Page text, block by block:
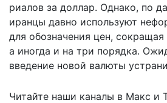
риалов за доллар. Однако, по
иранцы давно используют
для обозначения цен,
а иногда и на три порядка.
введение новой валюты
Читайте наши каналы в Макс и